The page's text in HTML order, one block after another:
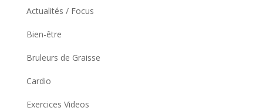
Actualités / Focus
Bien-être
Bruleurs de Graisse
Cardio
Exercices Videos